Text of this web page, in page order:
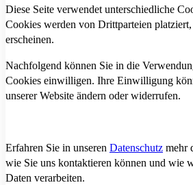
Diese Seite verwendet unterschiedliche
Cookies werden von Drittparteien platziert,
erscheinen.
Nachfolgend können Sie in die
Cookies einwilligen. Ihre Einwilligung
unserer Website ändern oder widerrufen.
Erfahren Sie in unseren Datenschutz mehr
wie Sie uns kontaktieren können und wie
Daten verarbeiten.